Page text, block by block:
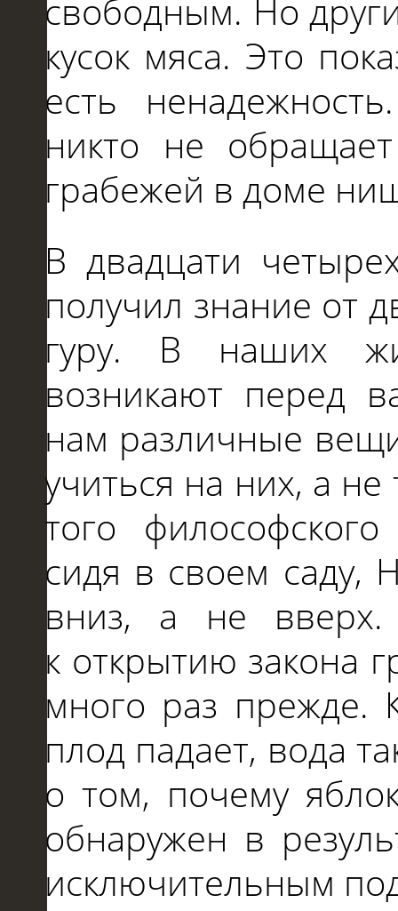
свободным. Но
кусок мяса. Это
есть
никто не
грабежей в доме
В двадцати
получил знание от
гуру. В наших
возникают перед
нам различные
учиться на них, а не
того
сидя в своем саду,
вниз, а не
к открытию закона
много раз прежде.
плод падает, вода
о том, почему
обнаружен в
исключительным